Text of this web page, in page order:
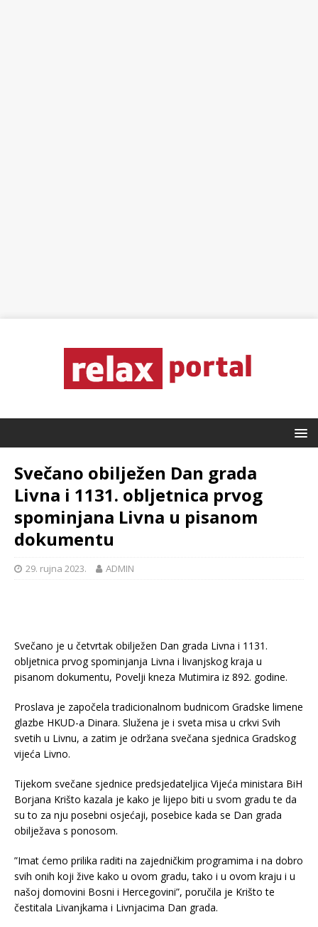
Svečano obilježen Dan grada
Livna i 1131. obljetnica prvog
spominjana Livna u pisanom
dokumentu
29. rujna 2023. ADMIN
Svečano je u četvrtak obilježen Dan grada Livna i 1131.
obljetnica prvog spominjanja Livna i livanjskog kraja u
pisanom dokumentu, Povelji kneza Mutimira iz 892. godine.
Proslava je započela tradicionalnom budnicom Gradske limene
glazbe HKUD-a Dinara. Služena je i sveta misa u crkvi Svih
svetih u Livnu, a zatim je održana svečana sjednica Gradskog
vijeća Livno.
Tijekom svečane sjednice predsjedateljica Vijeća ministara BiH
Borjana Krišto kazala je kako je lijepo biti u svom gradu te da
su to za nju posebni osjećaji, posebice kada se Dan grada
obilježava s ponosom.
”Imat ćemo prilika raditi na zajedničkim programima i na dobro
svih onih koji žive kako u ovom gradu, tako i u ovom kraju i u
našoj domovini Bosni i Hercegovini”, poručila je Krišto te
čestitala Livanjkama i Livnjacima Dan grada.